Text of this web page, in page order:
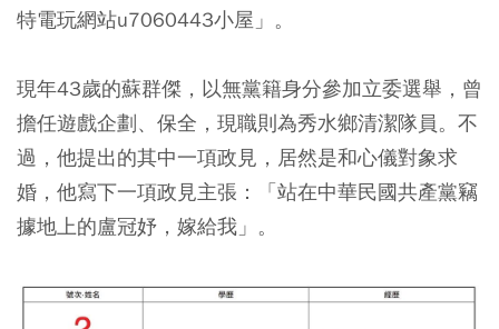
特電玩網站u7060443小屋」。
現年43歲的蘇群傑，以無黨籍身分參加立委選舉，曾
擔任遊戲企劃、保全，現職則為秀水鄉清潔隊員。不
過，他提出的其中一項政見，居然是和心儀對象求
婚，他寫下一項政見主張：「站在中華民國共產黨竊
據地上的盧冠妤，嫁給我」。